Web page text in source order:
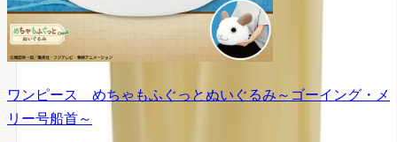
ワンピース めちゃもふぐっとぬいぐるみ～ゴーイング・メ
リー号船首～